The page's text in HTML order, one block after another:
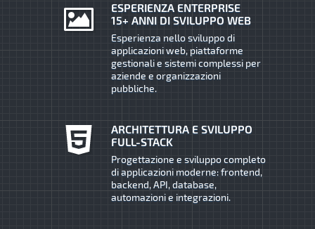
ESPERIENZA ENTERPRISE
15+ ANNI DI SVILUPPO WEB
Esperienza nello sviluppo di
applicazioni web, piattaforme
gestionali e sistemi complessi per
aziende e organizzazioni
pubbliche.
ARCHITETTURA E SVILUPPO
FULL-STACK
Progettazione e sviluppo completo
di applicazioni moderne: frontend,
backend, API, database,
automazioni e integrazioni.